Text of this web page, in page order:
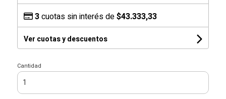
3cuotas sin interés de$43.333,33
Ver cuotas y descuentos
Cantidad